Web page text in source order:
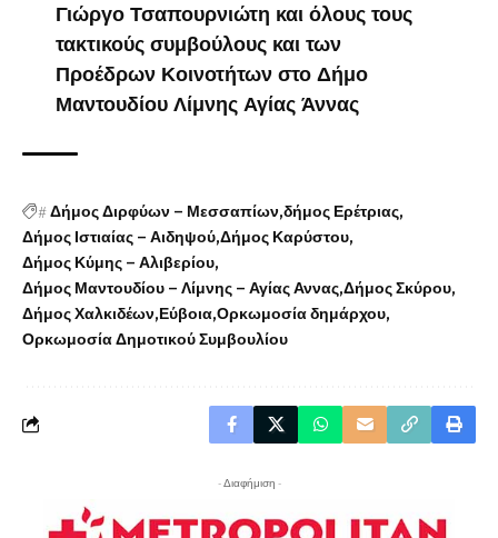
Γιώργο Τσαπουρνιώτη και όλους τους
τακτικούς συμβούλους και των
Προέδρων Κοινοτήτων στο Δήμο
Μαντουδίου Λίμνης Αγίας Άννας
#Δήμος Διρφύων – Μεσσαπίων δήμος Ερέτριας
Δήμος Ιστιαίας – Αιδηψού Δήμος Καρύστου
Δήμος Κύμης – Αλιβερίου
Δήμος Μαντουδίου – Λίμνης – Αγίας Αννας Δήμος Σκύρου
Δήμος Χαλκιδέων Εύβοια Ορκωμοσία δημάρχου
Ορκωμοσία Δημοτικού Συμβουλίου
- Διαφήμιση -